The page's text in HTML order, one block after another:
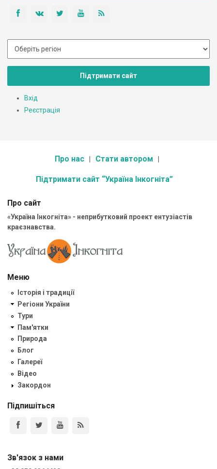
Підтримати сайт
Вхід
Реєстрація
Про нас Стати автором
Підтримати сайт “Україна Інкогніта”
Про сайт
«Україна Інкогніта» - неприбутковий проект ентузіастів
краєзнавства.
Меню
Історія і традиції
Регіони України
Тури
Пам'ятки
Природа
Блог
Галереї
Відео
Закордон
Підпишіться
Зв'язок з нами